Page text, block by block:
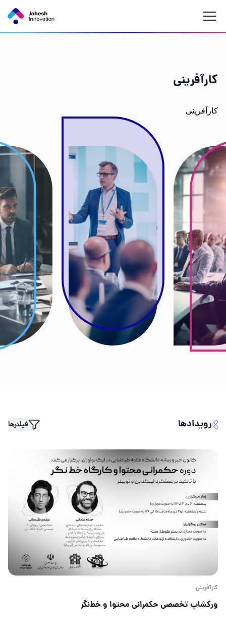
کارآفرینی
کارآفرینی
رویدادها فیلتر‌ها
کارآفرینی
ورکشاپ تخصصی حکمرانی محتوا و خط‌نگر